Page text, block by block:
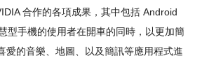
合作的各項成果，其中包括 Android
型手機的使用者在開車的同時，以更加簡
愛的音樂、地圖、以及簡訊等應用程式進